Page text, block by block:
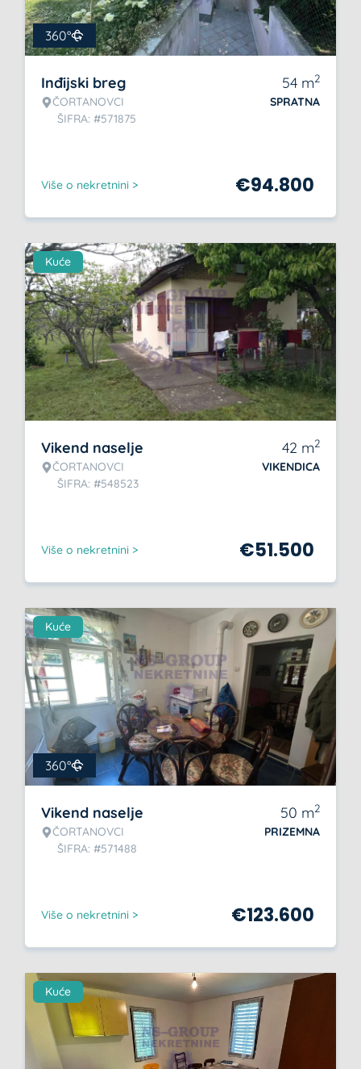
360°
Inđijski breg
ČORTANOVCI
ŠIFRA: #571875
54 m2
SPRATNA
Više o nekretnini > €94.800
Kuće
Vikend naselje
ČORTANOVCI
ŠIFRA: #548523
42 m2
VIKENDICA
Više o nekretnini > €51.500
Kuće
360°
Vikend naselje
ČORTANOVCI
ŠIFRA: #571488
50 m2
PRIZEMNA
Više o nekretnini > €123.600
Kuće